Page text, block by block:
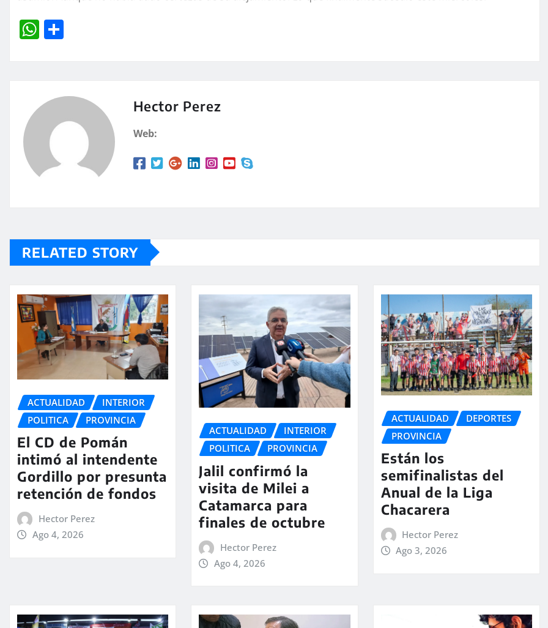
W
A
p
rt
Hector Perez
Web:
RELATED STORY
ACTUALIDAD
INTERIOR
POLITICA
PROVINCIA
El CD de Pomán
intimó al intendente
Gordillo por presunta
retención de fondos
Hector Perez
Ago 4, 2026
ACTUALIDAD
INTERIOR
POLITICA
PROVINCIA
Jalil confirmó la
visita de Milei a
Catamarca para
finales de octubre
Hector Perez
Ago 4, 2026
ACTUALIDAD
DEPORTES
PROVINCIA
Están los
semifinalistas del
Anual de la Liga
Chacarera
Hector Perez
Ago 3, 2026